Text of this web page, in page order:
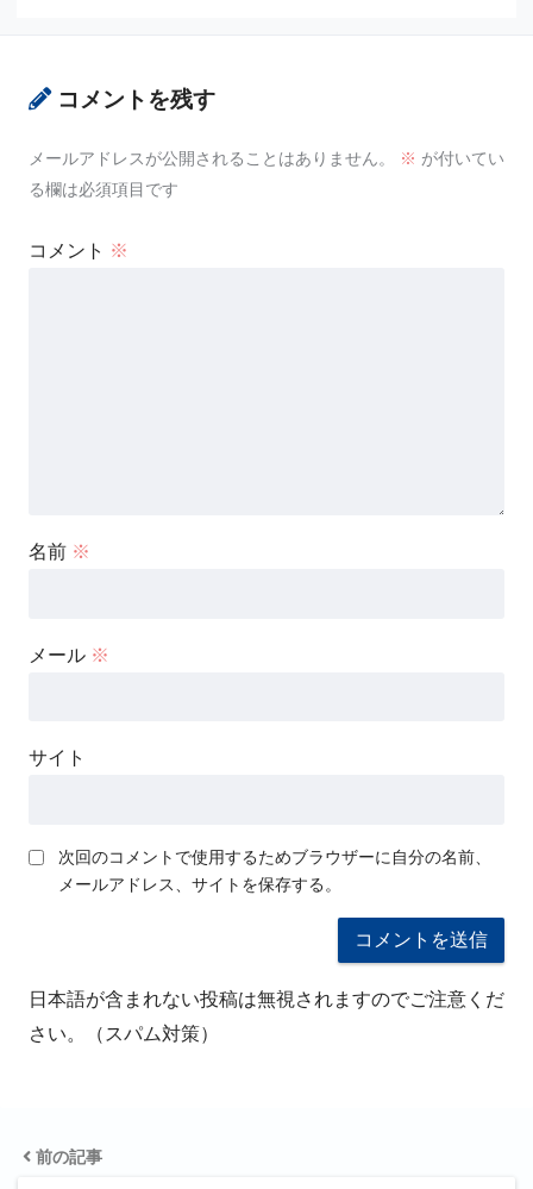
コメントを残す
メールアドレスが公開されることはありません。 ※ が付いてい
る欄は必須項目です
コメント ※
名前 ※
メール ※
サイト
次回のコメントで使用するためブラウザーに自分の名前、
メールアドレス、サイトを保存する。
日本語が含まれない投稿は無視されますのでご注意くだ
さい。（スパム対策）
前の記事